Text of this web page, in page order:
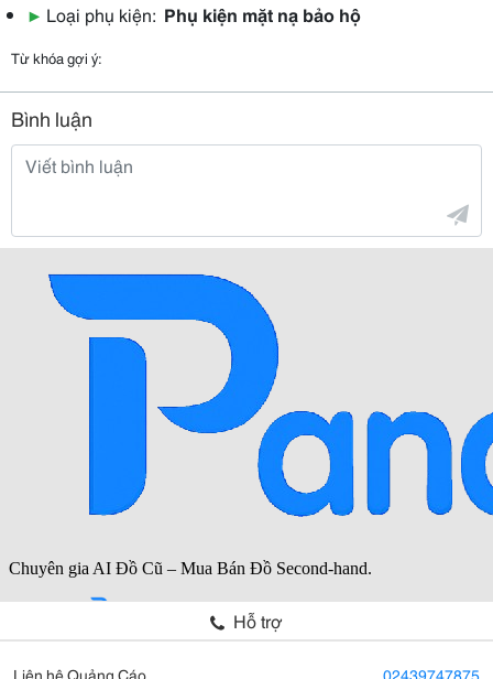
▶ Loại phụ kiện: Phụ kiện mặt nạ bảo hộ
Từ khóa gợi ý:
Bình luận
Hỗ trợ
Liên hệ Quảng Cáo 02439747875